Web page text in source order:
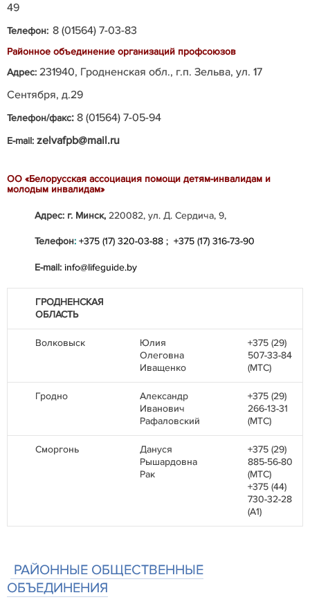
49
Телефон: 8 (01564) 7-03-83
Районное объединение организаций профсоюзов
Адрес: 231940, Гродненская обл., г.п. Зельва, ул. 17
Сентября, д.29
Телефон/факс: 8 (01564) 7-05-94
E-mail: zelvafpb@mail.ru
ОО «Белорусская ассоциация помощи детям-инвалидам и
молодым инвалидам»
Адрес: г. Минск, 220082, ул. Д. Сердича, 9,
Телефон: +375 (17) 320-03-88 ; +375 (17) 316-73-90
E-mail: info@lifeguide.by
ГРОДНЕНСКАЯ
ОБЛАСТЬ
Волковыск
Юлия
Олеговна
Иващенко
+375 (29)
507-33-84
(MТС)
Гродно
Александр
Иванович
Рафаловский
+375 (29)
266-13-31
(MТС)
Сморгонь
Дануся
Рышардовна
Рак
+375 (29)
885-56-80
(MТС)
+375 (44)
730-32-28
(А1)
РАЙОННЫЕ ОБЩЕСТВЕННЫЕ
ОБЪЕДИНЕНИЯ